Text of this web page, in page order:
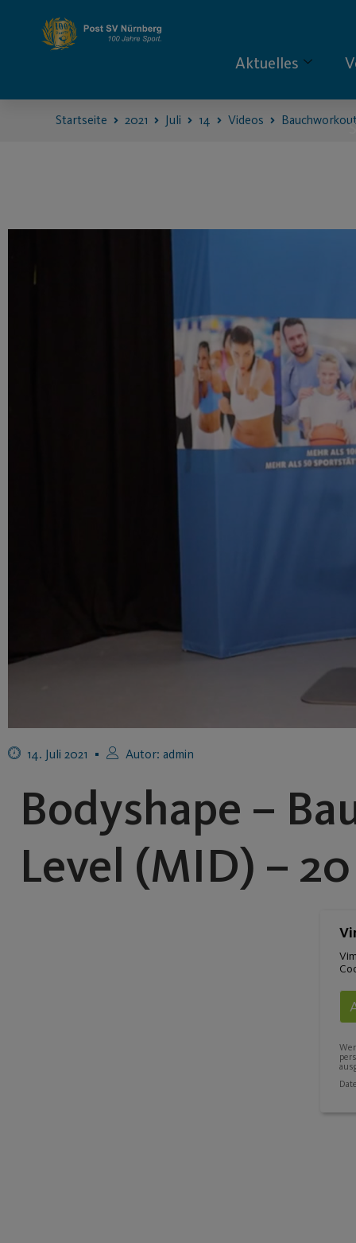
Aktuelles
Startseite 2021 Juli 14 Videos Bauchworkout
14. Juli 2021 Autor: admin
Bodyshape –
Level (MID) –